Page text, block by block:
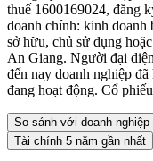
thuế 1600169024, đăng
doanh chính: kinh doanh
sở hữu, chủ sử dụng
An Giang. Người đại
đến nay doanh nghiệp
đang hoạt động. Cổ
So sánh với doanh nghiệp
Tài chính 5 năm gần nhất